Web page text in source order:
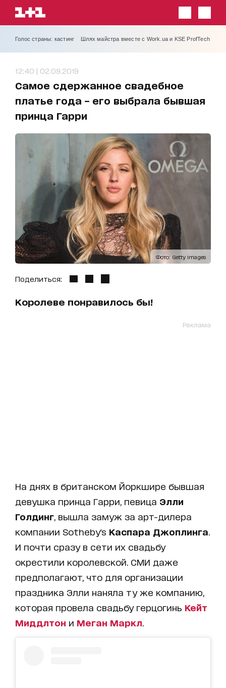
Голос страны: кастинг Шлях майстра вместе с Work.ua и KSE ProfTech
12:40 | 02.09.2019
Самое сдержанное свадебное
платье года – его выбрала бывшая
принца Гарри
Фото: Getty Images
Поделиться:
Королеве понравилось бы!
Реклама
На днях в британском Йоркшире бывшая
девушка принца Гарри, певица Элли
Голдинг , вышла замуж за арт-дилера
компании Sotheby's Каспара Джоплинга
И почти сразу в сети их свадьбу
окрестили королевской. СМИ даже
предполагают, что для организации
праздника Элли наняла ту же компанию,
которая провела свадьбу герцогинь Кейт
Миддлтон и Меган Маркл